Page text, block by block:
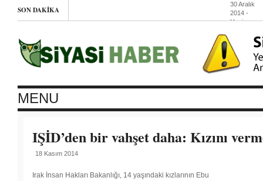
SON DAKIKA
30 Aralık
2014 -
Haziran
açmazları
(Etha)
29 Aralık
2014
“vekalet
2014-
HDP
MENU
IŞİD’den bir vahşet daha: Kızını
18 Kasım 2014
Irak İnsan Hakları Bakanlığı, 14 yaşındaki kızlarının Ebu